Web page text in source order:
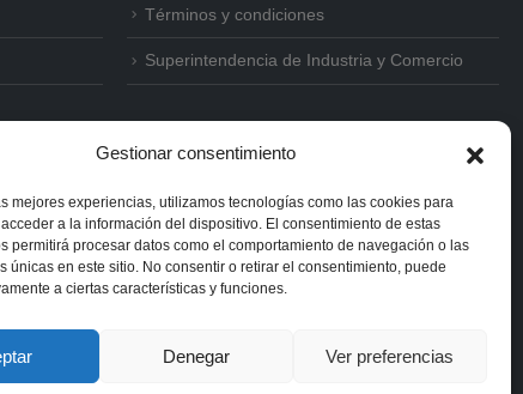
Gestionar consentimiento
mejores experiencias, utilizamos tecnologías como las cookies para
a la información del dispositivo. El consentimiento de estas
permitirá procesar datos como el comportamiento de navegación o las
únicas en este sitio. No consentir o retirar el consentimiento, puede
a ciertas características y funciones.
Denegar Ver preferencias
Términos y condiciones
Superintendencia de Industria y Comercio